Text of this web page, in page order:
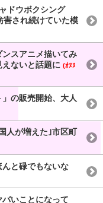
ドウボクシング
害され続けていた模
ンスアニメ描いてみ
ないと話題に (ｵﾇﾇ
の販売開始、大人
人が増えた｣市区町
んと碌でもないな
バいことになって